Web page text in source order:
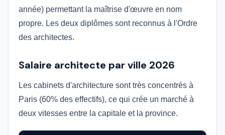
année) permettant la maîtrise d'œuvre en nom
propre. Les deux diplômes sont reconnus à l'Ordre
des architectes.
Salaire architecte par ville 2026
Les cabinets d'architecture sont très concentrés à
Paris (60% des effectifs), ce qui crée un marché à
deux vitesses entre la capitale et la province.